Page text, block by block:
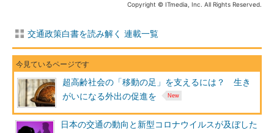
Copyright © ITmedia, Inc. All Rights Reserved.
交通政策白書を読み解く 連載一覧
超高齢社会の「移動の足」を支えるには？ 生き
がいになる外出の促進を
日本の交通の動向と新型コロナウイルスが及ぼした